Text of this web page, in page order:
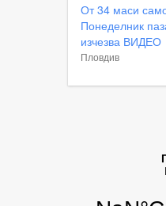
От 34 маси
Понеделник
изчезва ВИДЕО
Пловдив